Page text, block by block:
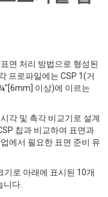
면 처리 방법으로 형성된
프로파일에는 CSP 1(거
이상)에 이르는
각 및 촉각 비교기로 설계
칩과 비교하여 표면과
에서 필요한 표면 준비 유
기로 아래에 표시된 10개
니다.